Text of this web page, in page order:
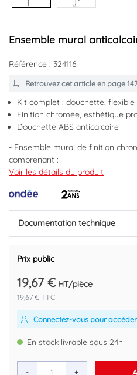
Ensemble mural
Référence : 324116
Retrouvez cet article en page 147
Kit complet : douchette,
Finition chromée, esthétique
Douchette ABS anticalcaire
- Ensemble mural de finition
comprenant :
douchette monojet en ABS
flexible simple agrafage
longueur : 1,50 m
support mural fixe de douchette
Code EAN : 3383955932198
Voir les détails du produit
Documentation technique
Prix public
19,67 € HT/pièce
19,67 € TTC
Connectez-vous pour
En stock livrable sous 24h
- +